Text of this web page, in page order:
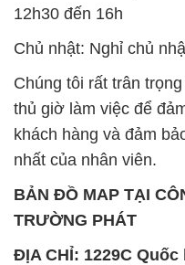
12h30 đến 16h
Chủ nhật: Nghỉ chủ
Chúng tôi rất trân
thủ giờ làm việc để
khách hàng và đảm
nhất của nhân viên.
BẢN ĐỒ MAP TẠI
TRƯỜNG PHÁT
ĐỊA CHỈ: 1229C